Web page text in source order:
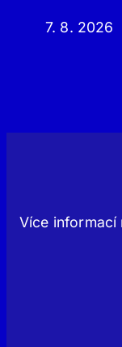
7. 8. 2026
Více informací